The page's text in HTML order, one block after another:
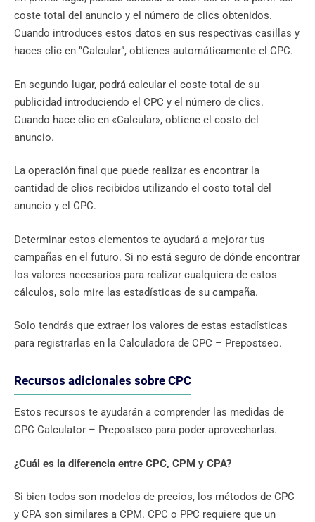
coste total del anuncio y el número de clics obtenidos.
Cuando introduces estos datos en sus respectivas casillas y
haces clic en “Calcular”, obtienes automáticamente el CPC.
En segundo lugar, podrá calcular el coste total de su
publicidad introduciendo el CPC y el número de clics.
Cuando hace clic en «Calcular», obtiene el costo del
anuncio.
La operación final que puede realizar es encontrar la
cantidad de clics recibidos utilizando el costo total del
anuncio y el CPC.
Determinar estos elementos te ayudará a mejorar tus
campañas en el futuro. Si no está seguro de dónde encontrar
los valores necesarios para realizar cualquiera de estos
cálculos, solo mire las estadísticas de su campaña.
Solo tendrás que extraer los valores de estas estadísticas
para registrarlas en la Calculadora de CPC – Prepostseo.
Recursos adicionales sobre CPC
Estos recursos te ayudarán a comprender las medidas de
CPC Calculator – Prepostseo para poder aprovecharlas.
¿Cuál es la diferencia entre CPC, CPM y CPA?
Si bien todos son modelos de precios, los métodos de CPC
y CPA son similares a CPM. CPC o PPC requiere que un